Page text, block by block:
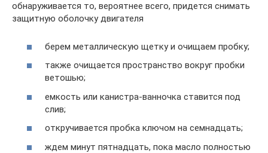
обнаруживается то, вероятнее всего, придется снимать
защитную оболочку двигателя
берем металлическую щетку и очищаем пробку;
также очищается пространство вокруг пробки
ветошью;
емкость или канистра-ванночка ставится под
слив;
откручивается пробка ключом на семнадцать;
ждем минут пятнадцать, пока масло полностью